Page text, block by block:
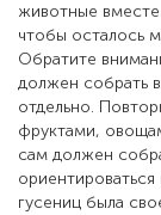
животные
чтобы осталось
Обратите
должен собрать
отдельно.
фруктами,
сам должен
гусениц была